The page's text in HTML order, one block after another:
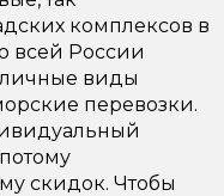
комплексов в
всей России
виды
перевозки.
скидок. Чтобы